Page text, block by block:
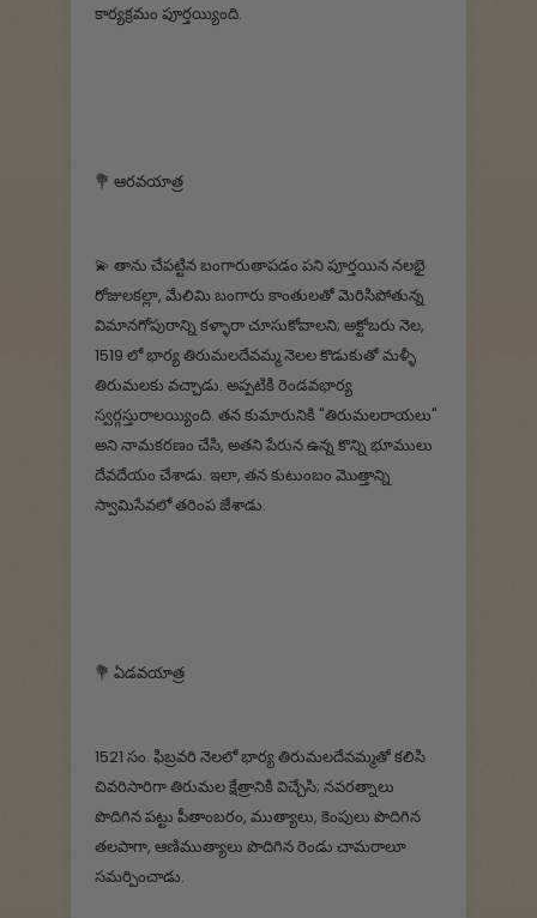
కార్యక్రమం పూర్తయ్యింది.
💐 ఆరవయాత్ర
💫 తాను చేపట్టిన బంగారుతాపడం పని పూర్తయిన నలభై
రోజులకల్లా, మేలిమి బంగారు కాంతులతో మెరిసిపోతున్న
విమానగోపురాన్ని కళ్ళారా చూసుకోవాలని; అక్టోబరు నెల,
1519 లో భార్య తిరుమలదేవమ్మ నెలల కొడుకుతో మళ్ళీ
తిరుమలకు వచ్చాడు. అప్పటికి రెండవభార్య
స్వర్గస్తురాలయ్యింది. తన కుమారునికి "తిరుమలరాయలు"
అని నామకరణం చేసి, అతని పేరున ఉన్న కొన్ని భూములు
దేవదేయం చేశాడు. ఇలా, తన కుటుంబం మొత్తాన్ని
స్వామిసేవలో తరింప జేశాడు.
💐 ఏడవయాత్ర
1521 సం. ఫిబ్రవరి నెలలో భార్య తిరుమలదేవమ్మతో కలిసి
చివరిసారిగా తిరుమల క్షేత్రానికి విచ్చేసి; నవరత్నాలు
పొదిగిన పట్టు పీతాంబరం, ముత్యాలు, కెంపులు పొదిగిన
తలపాగా, ఆణిముత్యాలు పొదిగిన రెండు చామరాలూ
సమర్పించాడు.